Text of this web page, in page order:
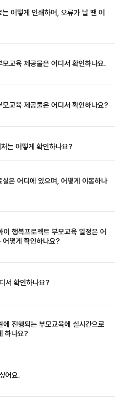
어떻게 인쇄하며, 오류가 날 땐 어
모교육 제공물은 어디서 확인하나요.
모교육 제공물은 어디서 확인하나요?
는 어떻게 확인하나요?
은 어디에 있으며, 어떻게 이동하나
이 행복프로젝트 부모교육 일정은 어
어떻게 확인하나요?
서 확인하나요?
에 진행되는 부모교육에 실시간으로
하나요?
어요.